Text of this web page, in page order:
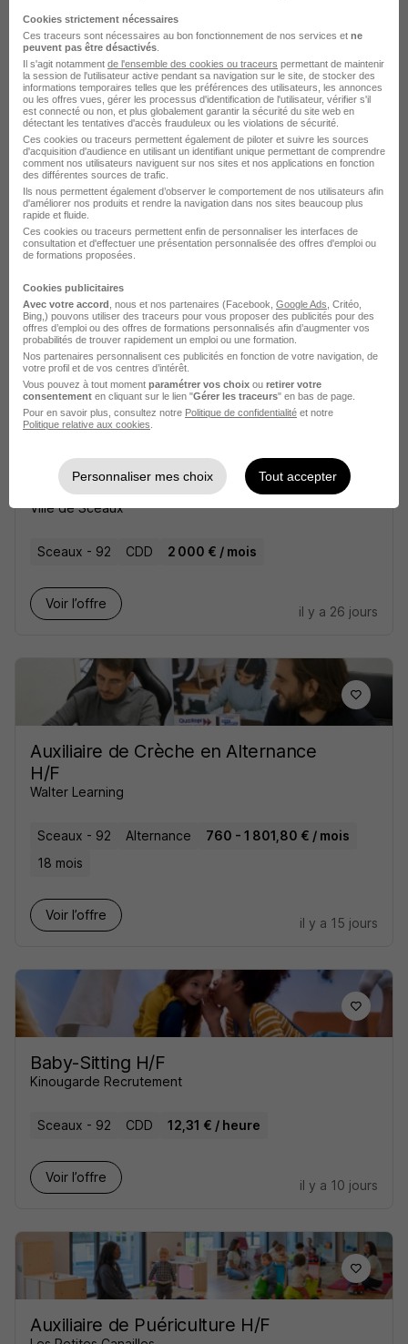
Voir l’offre
il y a 6 jours
Auxiliaire Petite Enfance -
Remplacement H/F
Ville de Sceaux
Sceaux - 92
Voir l’offre
il y a 28 jours
Auxiliaire de Puériculture H/F
Ville de Sceaux
Sceaux - 92 CDD 2 000 € / mois
Voir l’offre
il y a 26 jours
Auxiliaire de Crèche en Alternance
H/F
Walter Learning
Sceaux - 92 Alternance
760 - 1 801,80 € / mois
18 mois
Voir l’offre
il y a 15 jours
Baby-Sitting H/F
Kinougarde Recrutement
Sceaux - 92 CDD 12,31 € / heure
Voir l’offre
il y a 10 jours
Auxiliaire de Puériculture H/F
Cookies strictement nécessaires
Ces traceurs sont nécessaires au bon fonctionnement de nos services et ne
peuvent pas être désactivés
Il s'agit notamment de l'ensemble des cookies ou traceurs permettant de maintenir
la session de l'utilisateur active pendant sa navigation sur le site, de stocker des
informations temporaires telles que les préférences des utilisateurs, les annonces
ou les offres vues, gérer les processus d'identification de l'utilisateur, vérifier s'il
est connecté ou non, et plus globalement garantir la sécurité du site web en
détectant les tentatives d'accès frauduleux ou les violations de sécurité.
Ces cookies ou traceurs permettent également de piloter et suivre les sources
d'acquisition d'audience en utilisant un identifiant unique permettant de comprendre
comment nos utilisateurs naviguent sur nos sites et nos applications en fonction
des différentes sources de trafic.
Ils nous permettent également d’observer le comportement de nos utilisateurs afin
d'améliorer nos produits et rendre la navigation dans nos sites beaucoup plus
rapide et fluide.
Ces cookies ou traceurs permettent enfin de personnaliser les interfaces de
consultation et d'effectuer une présentation personnalisée des offres d'emploi ou
de formations proposées.
Cookies publicitaires
Avec votre accord , nous et nos partenaires (Facebook, Google Ads , Critéo,
Bing,) pouvons utiliser des traceurs pour vous proposer des publicités pour des
offres d’emploi ou des offres de formations personnalisés afin d’augmenter vos
probabilités de trouver rapidement un emploi ou une formation.
Nos partenaires personnalisent ces publicités en fonction de votre navigation, de
votre profil et de vos centres d’intérêt.
Vous pouvez à tout moment paramétrer vos choix ou retirer votre
consentement en cliquant sur le lien "Gérer les traceurs" en bas de page.
Pour en savoir plus, consultez notre Politique de confidentialité et notre
Politique relative aux cookies
Personnaliser mes choix Tout accepter